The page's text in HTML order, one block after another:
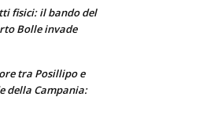
fisici: il bando del
Bolle invade
tra Posillipo e
della Campania: